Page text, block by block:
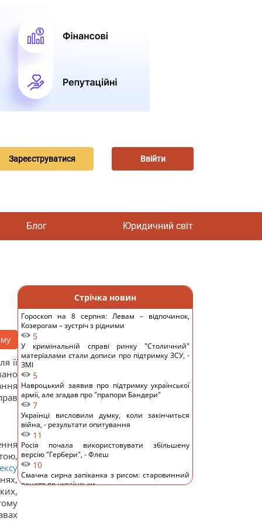
Зареєструватися Ввійти
Блог Юридичний світ
її
Стрічка новин
Гороскоп на 8 серпня: Левам – відпочинок,
Козерогам – зустріч з рідними
5
У кримінальній справі ринку "Столичний"
матеріалами стали дописи про підтримку ЗСУ, -
ЗМІ
5
Навроцький заявив про підтримку української
армії, але згадав про "прапори Бандери"
7
Українці висловили думку, коли закінчиться
війна, - результати опитування
11
Росія почала використовувати збільшену
версію "Гербери", - Флеш
10
Смачна сирна запіканка з рисом: старовинний
рецепт по-українськи